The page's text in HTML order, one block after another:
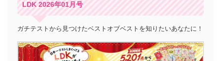
LDK 2026年01月号
ガチテストから見つけたベストオブベストを知りたいあなたに！